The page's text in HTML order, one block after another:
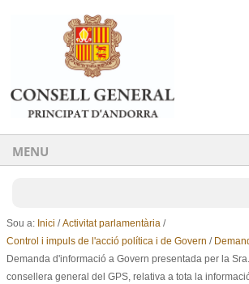
Ves al contingut.
Salta a la navegació
MENU
Sou a: Inici /Activitat parlamentària /
Control i impuls de l'acció política i de Govern /
Demanda d'informació a Govern presentada per la
consellera general del GPS, relativa a tota la